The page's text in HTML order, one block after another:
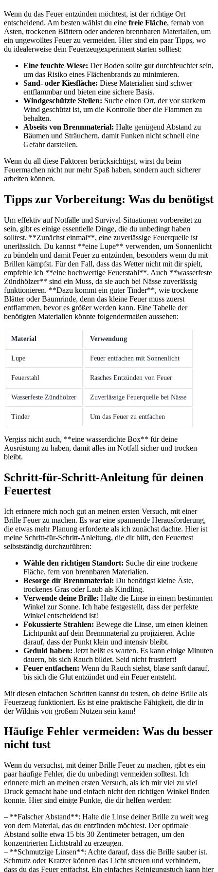
Wenn du das Feuer‌ entzünden möchtest, ist der richtige Ort
entscheidend. Am besten wählst du eine freie Fläche, fernab von
Ästen, trockenen⁤ Blättern‌ oder anderen brennbaren Materialien, um
ein ungewolltes ‍Feuer zu vermeiden. Hier sind ein paar Tipps, wo
du idealerweise dein Feuerzeugexperiment starten solltest:
Eine feuchte ⁣Wiese: Der Boden sollte gut durchfeuchtet sein,
um das Risiko eines Flächenbrands zu minimieren.
Sand- oder ⁢Kiesfläche: Diese Materialien sind schwer
entflammbar und bieten eine​ sichere Basis.
Windgeschützte Stellen: Suche einen Ort,‍ der vor starkem
Wind geschützt‍ ist, um die Kontrolle über die​ Flammen⁤ zu
behalten.
Abseits von Brennmaterial: Halte ⁣genügend Abstand zu​
Bäumen und Sträuchern, damit Funken nicht schnell ‍eine
‍Gefahr darstellen.
Wenn du all diese ‌Faktoren berücksichtigst,‌ wirst du beim
Feuermachen nicht nur mehr Spaß haben, sondern auch sicherer
arbeiten können.
Tipps zur Vorbereitung: Was du ‌benötigst
Um effektiv auf Notfälle und Survival-Situationen vorbereitet zu
sein, gibt es einige‍ essentielle Dinge, die du unbedingt haben
solltest. **Zunächst einmal**, eine zuverlässige Feuerquelle ist
unerlässlich. ​Du kannst **eine Lupe** verwenden,⁣ um Sonnenlicht
zu bündeln und ​damit Feuer zu entzünden, besonders wenn du mit⁢
Brillen kämpfst. Für den Fall, dass das Wetter nicht mit dir spielt,
empfehle ich **eine hochwertige Feuerstahl**. Auch **wasserfeste
Zündhölzer** sind ein ⁣Muss, da sie auch bei⁢ Nässe zuverlässig
funktionieren.​ **Dazu ​kommt ein⁣ guter Tinder**, wie trockene
Blätter oder Baumrinde, denn das kleine Feuer muss zuerst
entflammen, bevor es größer werden kann. Eine Tabelle ⁣der
benötigten ‍Materialien könnte folgendermaßen aussehen:
Material Verwendung
Lupe Feuer entfachen mit Sonnenlicht
Feuerstahl Rasches Entzünden von Feuer
Wasserfeste Zündhölzer Zuverlässige Feuerquelle bei Nässe
Tinder Um das Feuer zu entfachen
Vergiss nicht auch, **eine wasserdichte Box** für deine
Ausrüstung zu haben, damit alles im Notfall sicher und trocken
bleibt.
Schritt-für-Schritt-Anleitung für ​deinen
Feuertest
Ich erinnere mich noch gut an meinen ersten Versuch, mit einer
Brille Feuer zu machen. Es war eine spannende Herausforderung,
die etwas mehr Planung erforderte als ich zunächst dachte. Hier‍ ist
meine ⁢Schritt-für-Schritt-Anleitung, die dir hilft, ‍den Feuertest
selbstständig durchzuführen:
Wähle den richtigen Standort: Suche dir eine trockene
Fläche, fern von brennbaren Materialien.
Besorge dir Brennmaterial: Du benötigst kleine‍ Äste,
trockenes ‌Gras oder Laub als Kindling.
Verwende deine Brille: Halte die Linse in einem⁢ bestimmten
Winkel zur‌ Sonne. Ich habe festgestellt, dass der perfekte
Winkel entscheidend ist!
Fokussierte Strahlen: Bewege die Linse, um einen kleinen
⁢Lichtpunkt auf dein Brennmaterial zu projizieren. Achte
⁤darauf, dass ⁢der Punkt klein und intensiv bleibt.
Geduld haben: Jetzt heißt es warten. Es kann einige Minuten
dauern, bis sich⁢ Rauch‍ bildet. Seid nicht frustriert!
Feuer entfachen: Wenn du Rauch siehst, blase sanft darauf,
bis⁤ sich die Glut entzündet und ein Feuer entsteht.
Mit diesen einfachen Schritten kannst du testen, ob‌ deine Brille ⁣als
Feuerzeug funktioniert. Es⁢ ist eine praktische Fähigkeit, die dir in‌
der Wildnis von großem Nutzen sein kann!
Häufige Fehler vermeiden: Was du besser
nicht tust
Wenn du versuchst, mit deiner Brille ⁣Feuer zu machen, gibt es ein
paar häufige Fehler, die du unbedingt vermeiden solltest. Ich
erinnere mich ⁣an meinen ersten Versuch, als ich mir viel zu viel
Druck gemacht habe und einfach ⁤nicht den richtigen Winkel finden
konnte. Hier sind‌ einige Punkte, die dir helfen ‌werden:
– **Falscher Abstand**: Halte die ⁢Linse deiner Brille⁣ zu weit⁢ weg
von dem ‌Material, das du entzünden möchtest. Der optimale
Abstand sollte etwa 15⁣ bis 30 Zentimeter betragen, um den
konzentrierten Lichtstrahl zu erzeugen.
– **Schmutzige Linsen**: Achte darauf, dass die Brille sauber ist.
Schmutz oder Kratzer können das Licht streuen ​und verhindern,
dass du das Feuer entfachst. Ein einfaches Reinigungstuch kann hier